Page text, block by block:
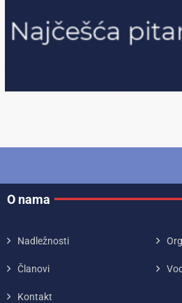
O nama
Nadležnosti
Članovi
Kontakt